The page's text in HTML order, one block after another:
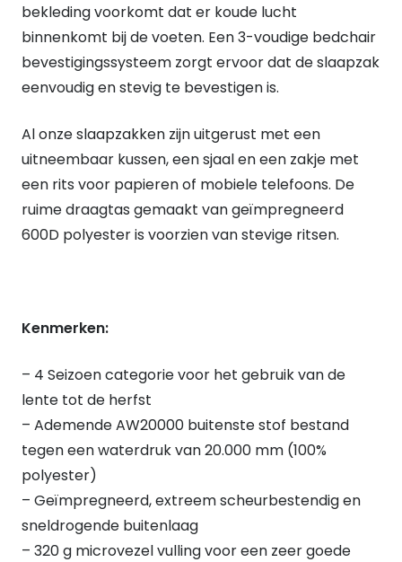
bekleding voorkomt dat er koude lucht
binnenkomt bij de voeten. Een 3-voudige bedchair
bevestigingssysteem zorgt ervoor dat de slaapzak
eenvoudig en stevig te bevestigen is.
Al onze slaapzakken zijn uitgerust met een
uitneembaar kussen, een sjaal en een zakje met
een rits voor papieren of mobiele telefoons. De
ruime draagtas gemaakt van geïmpregneerd
600D polyester is voorzien van stevige ritsen.
Kenmerken:
– 4 Seizoen categorie voor het gebruik van de
lente tot de herfst
– Ademende AW20000 buitenste stof bestand
tegen een waterdruk van 20.000 mm (100%
polyester)
– Geïmpregneerd, extreem scheurbestendig en
sneldrogende buitenlaag
– 320 g microvezel vulling voor een zeer goede